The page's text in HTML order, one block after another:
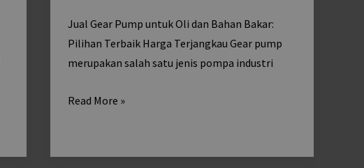
Jual Gear Pump untuk Oli dan Bahan Bakar:
Pilihan Terbaik Harga Terjangkau Gear pump
merupakan salah satu jenis pompa industri
Read More »